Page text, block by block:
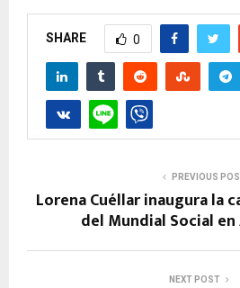
SHARE 0
PREVIOUS
Lorena Cuéllar inaugura la
del Mundial Social
NEXT POST